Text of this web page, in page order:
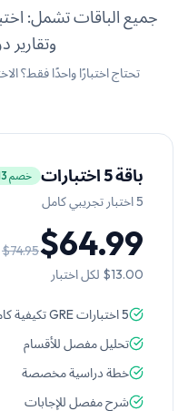
تحتاج اختبارًا واحدًا فقط؟
باقة 5 اختبارات خصم 13%
5اختبار تجريبي كامل
$64.99
$74.95
$13.00 لكل اختبار
5 اختبارات GRE تكيفية كاملة
تحليل مفصل للأقسام
خطة دراسية مخصصة
شرح مفصل للإجابات